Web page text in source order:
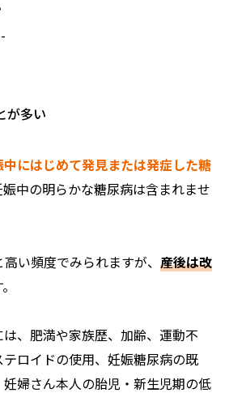
が多い
中にはじめて発見または発症した糖
中の明らかな糖尿病は含まれませ
い頻度でみられますが、 産後は改
、肥満や家族歴、加齢、運動不
ロイドの使用、妊娠糖尿病の既
婦さん本人の胎児・新生児期の低